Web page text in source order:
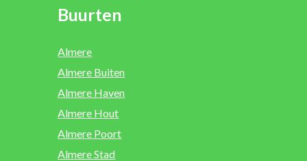
Buurten
Almere
Almere Buiten
Almere Haven
Almere Hout
Almere Poort
Almere Stad